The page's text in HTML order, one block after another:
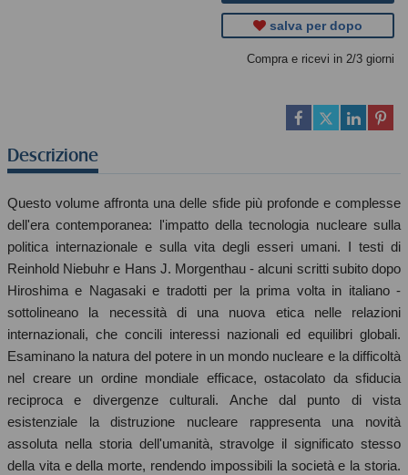
salva per dopo
Compra e ricevi in 2/3 giorni
Descrizione
Questo volume affronta una delle sfide più profonde e complesse
dell'era contemporanea: l'impatto della tecnologia nucleare sulla
politica internazionale e sulla vita degli esseri umani. I testi di
Reinhold Niebuhr e Hans J. Morgenthau - alcuni scritti subito dopo
Hiroshima e Nagasaki e tradotti per la prima volta in italiano -
sottolineano la necessità di una nuova etica nelle relazioni
internazionali, che concili interessi nazionali ed equilibri globali.
Esaminano la natura del potere in un mondo nucleare e la difficoltà
nel creare un ordine mondiale efficace, ostacolato da sfiducia
reciproca e divergenze culturali. Anche dal punto di vista
esistenziale la distruzione nucleare rappresenta una novità
assoluta nella storia dell'umanità, stravolge il significato stesso
della vita e della morte, rendendo impossibili la società e la storia.